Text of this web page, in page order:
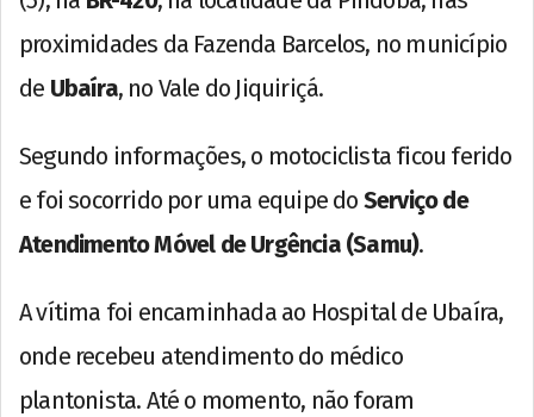
proximidades da Fazenda Barcelos, no município
de Ubaíra, no Vale do Jiquiriçá.
Segundo informações, o motociclista ficou ferido
e foi socorrido por uma equipe do Serviço de
Atendimento Móvel de Urgência (Samu).
A vítima foi encaminhada ao Hospital de Ubaíra,
onde recebeu atendimento do médico
plantonista. Até o momento, não foram